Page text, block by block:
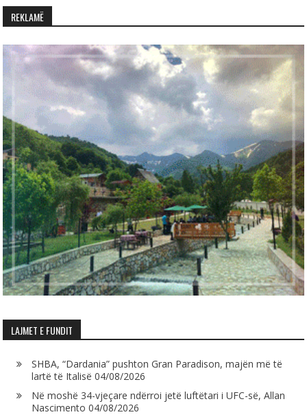
REKLAMË
LAJMET E FUNDIT
SHBA, “Dardania” pushton Gran Paradison, majën më të
lartë të Italisë 04/08/2026
Në moshë 34-vjeçare ndërroi jetë luftëtari i UFC-së, Allan
Nascimento 04/08/2026